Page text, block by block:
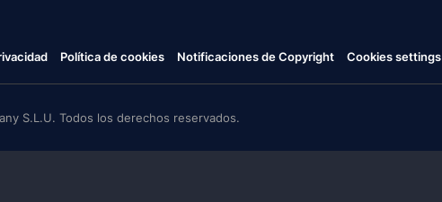
Política de cookies Notificaciones de Copyright Cookies settings
S.L.U. Todos los derechos reservados.